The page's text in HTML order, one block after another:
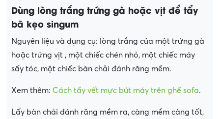
Dùng lòng trắng trứng gà hoặc vịt để tẩy
bã kẹo singum
Nguyên liệu và dụng cụ: lòng trắng của một trứng gà
hoặc trứng vịt , một chiếc chén nhỏ, một chiếc máy
sấy tóc, một chiếc bàn chải đánh răng mềm.
Xem thêm: Cách tẩy vết mực bút máy trên ghế sofa.
Lấy bàn chải đánh răng mềm ra, càng mềm càng tốt,